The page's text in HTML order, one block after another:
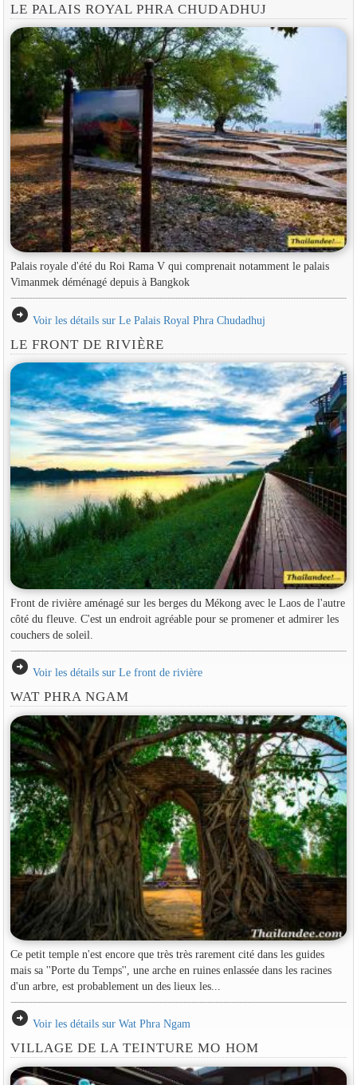
LE PALAIS ROYAL PHRA CHUDADHUJ
Palais royale d'été du Roi Rama V qui comprenait notamment le palais
Vimanmek déménagé depuis à Bangkok
arrow_circle_right Voir les détails sur Le Palais Royal Phra Chudadhuj
LE FRONT DE RIVIÈRE
Front de rivière aménagé sur les berges du Mékong avec le Laos de l'autre
côté du fleuve. C'est un endroit agréable pour se promener et admirer les
couchers de soleil.
arrow_circle_right Voir les détails sur Le front de rivière
WAT PHRA NGAM
Ce petit temple n'est encore que très très rarement cité dans les guides
mais sa ''Porte du Temps'', une arche en ruines enlassée dans les racines
d'un arbre, est probablement un des lieux les...
arrow_circle_right Voir les détails sur Wat Phra Ngam
VILLAGE DE LA TEINTURE MO HOM